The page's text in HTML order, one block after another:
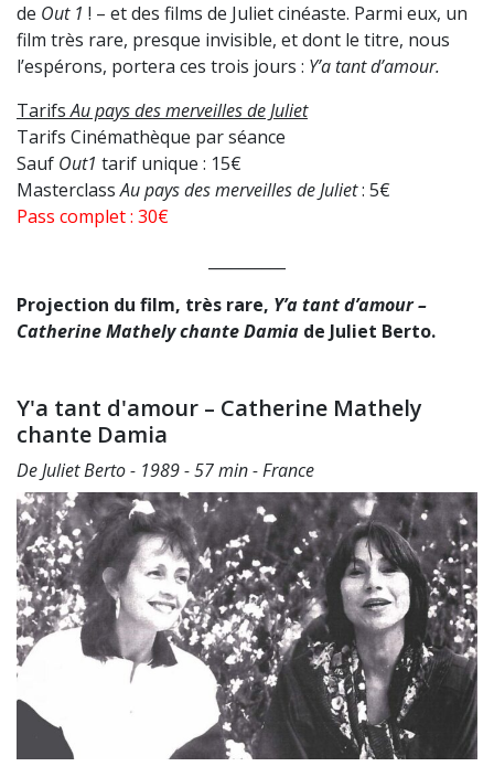
de Out 1 ! – et des films de Juliet cinéaste. Parmi eux, un
film très rare, presque invisible, et dont le titre, nous
l’espérons, portera ces trois jours : Y’a tant d’amour.
TarifsAu pays des merveilles de Juliet
Tarifs Cinémathèque par séance
Sauf Out1 tarif unique : 15€
MasterclassAu pays des merveilles de Juliet: 5€
Pass complet : 30€
Projection du film, très rare, Y’a tant d’amour –
Catherine Mathely chante Damia de Juliet Berto.
Y'a tant d'amour – Catherine Mathely
chante Damia
De Juliet Berto - 1989 - 57 min - France